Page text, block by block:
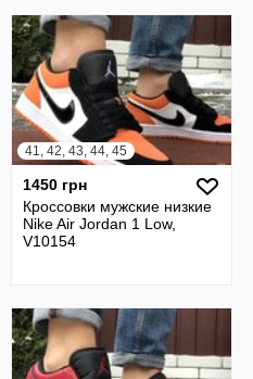
41, 42, 43, 44, 45
1450 грн
Кроссовки мужские низкие
Nike Air Jordan 1 Low,
V10154